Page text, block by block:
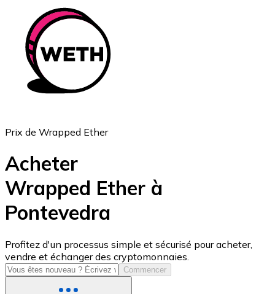
Ethereum
ETH
USD Coin
USDC
Prix de Wrapped Ether
Acheter
Wrapped Ether à
Pontevedra
Profitez d'un processus simple et sécurisé pour acheter,
vendre et échanger des cryptomonnaies.
Commencer